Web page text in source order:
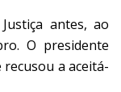
antes, ao
O presidente
recusou a aceitá-